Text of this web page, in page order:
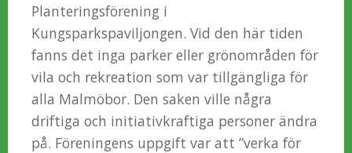
Planteringsförening i
Kungsparkspaviljongen. Vid den här tiden
fanns det inga parker eller grönområden för
vila och rekreation som var tillgängliga för
alla Malmöbor. Den saken ville några
driftiga och initiativkraftiga personer ändra
på. Föreningens uppgift var att ”verka för